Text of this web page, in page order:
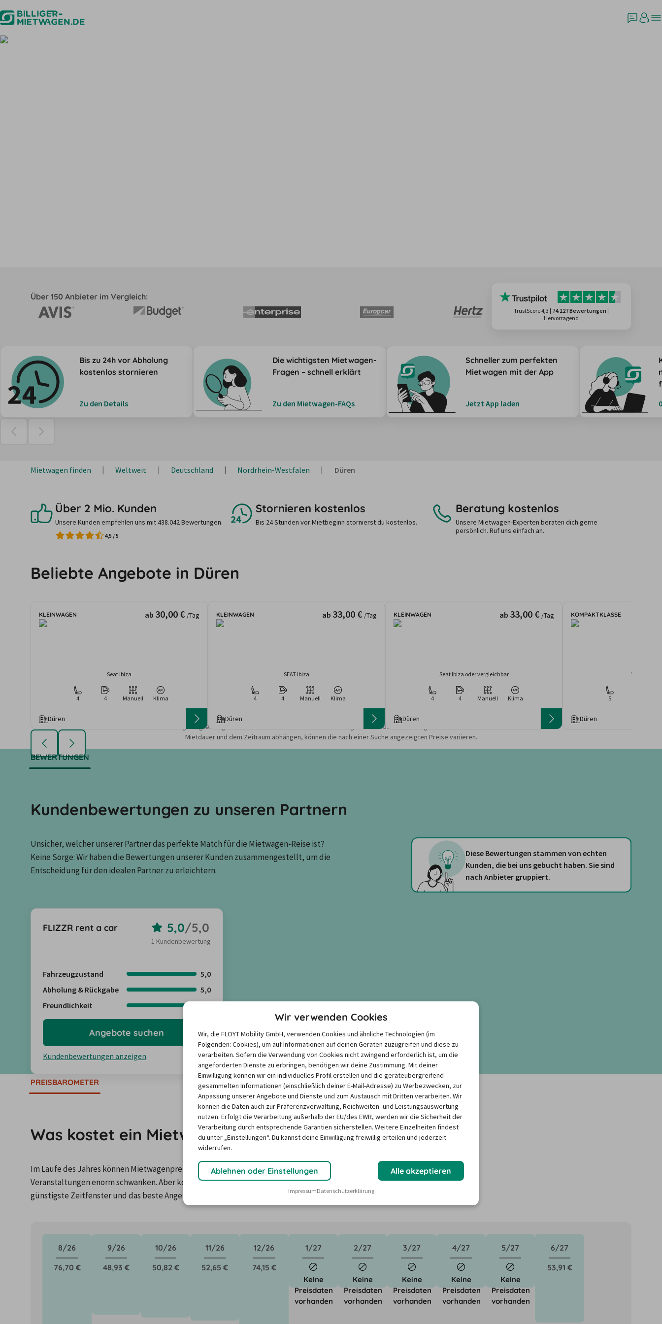
Über 150 Anbieter im Vergleich:
TrustScore 4,3 | 74.127 Bewertungen |
Hervorragend
Bis zu 24h vor Abholung
kostenlos stornieren
Zu den Details
Die wichtigsten Mietwagen-
Fragen – schnell erklärt
Zu den Mietwagen-FAQs
Schneller zum perfekten
Mietwagen mit der App
Jetzt App laden
Mietwagen finden Weltweit Deutschland Nordrhein-Westfalen Düren
Über 2 Mio. Kunden
Unsere Kunden empfehlen uns mit 438.042 Bewertungen.
4,5 /5
Stornieren kostenlos
Bis 24 Stunden vor Mietbeginn stornierst du kostenlos.
Beratung kostenlos
Unsere Mietwagen-Experten beraten dich gerne
persönlich. Ruf uns einfach an.
Beliebte Angebote in Düren
KLEINWAGEN ab 30,00 € /Tag
Seat Ibiza
4 4 Manuell Klima
Düren
KLEINWAGEN ab 33,00 € /Tag
SEAT Ibiza
4 4 Manuell Klima
Düren
KLEINWAGEN ab 33,00 € /Tag
Seat Ibiza oder vergleichbar
4 4 Manuell Klima
Düren
KOMPAKTKLASSE
Volkswagen
5
Düren
Die angezeigten Angebote und Preise basieren auf den Suchergebnissen der letzten Tage. Da die Preise von der
Mietdauer und dem Zeitraum abhängen, können die nach einer Suche angezeigten Preise variieren.
BEWERTUNGEN
Kundenbewertungen zu unseren Partnern
Unsicher, welcher unserer Partner das perfekte Match für die Mietwagen-Reise ist?
Keine Sorge: Wir haben die Bewertungen unserer Kunden zusammengestellt, um die
Entscheidung für den idealen Partner zu erleichtern.
Diese Bewertungen stammen von echten
Kunden, die bei uns gebucht haben. Sie sind
nach Anbieter gruppiert.
FLIZZR rent a car 5,0/5,0
1 Kundenbewertung
Fahrzeugzustand
5,0
Abholung & Rückgabe
5,0
Freundlichkeit
Kundenbewertungen anzeigen
Angebote suchen
PREISBAROMETER
Was kostet ein Mietwagen in Düren ?
Im Laufe des Jahres können Mietwagenpreise durch Faktoren wie saisonale Nachfrage, Feiertage oder lokale
Veranstaltungen enorm schwanken. Aber keine Panik: Unser Mietwagen-Preisbarometer hilft immer, das
günstigste Zeitfenster und das beste Angebot für den Mietwagen zu finden - versprochen!
8/26
76,70 €
9/26
48,93 €
10/26
50,82 €
11/26
52,65 €
12/26
74,15 €
1/27
Keine
Preisdaten
vorhanden
2/27
Keine
Preisdaten
vorhanden
3/27
Keine
Preisdaten
vorhanden
4/27
Keine
Preisdaten
vorhanden
5/27
Keine
Preisdaten
vorhanden
6/27
53,91 €
Wir verwenden Cookies
Wir, die FLOYT Mobility GmbH, verwenden Cookies und ähnliche Technologien (im
Folgenden: Cookies), um auf Informationen auf deinen Geräten zuzugreifen und diese zu
verarbeiten. Sofern die Verwendung von Cookies nicht zwingend erforderlich ist, um die
angeforderten Dienste zu erbringen, benötigen wir deine Zustimmung. Mit deiner
Einwilligung können wir ein individuelles Profil erstellen und die geräteübergreifend
gesammelten Informationen (einschließlich deiner E-Mail-Adresse) zu Werbezwecken, zur
Anpassung unserer Angebote und Dienste und zum Austausch mit Dritten verarbeiten. Wir
können die Daten auch zur Präferenzverwaltung, Reichweiten- und Leistungsauswertung
nutzen. Erfolgt die Verarbeitung außerhalb der EU/des EWR, werden wir die Sicherheit der
Verarbeitung durch entsprechende Garantien sicherstellen. Weitere Einzelheiten findest
du unter „Einstellungen“. Du kannst deine Einwilligung freiwillig erteilen und jederzeit
widerrufen.
Ablehnen oder Einstellungen Alle akzeptieren
ImpressumDatenschutzerklärung